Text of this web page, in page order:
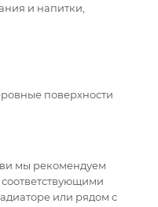
и напитки,
поверхности
мы рекомендуем
или рядом с